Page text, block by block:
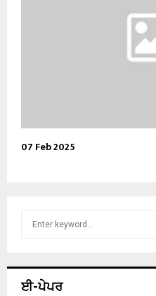
07 Feb 2025
h
ਈ-ਪੇਪਰ